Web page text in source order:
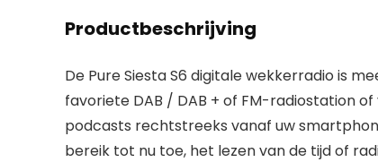
Productbeschrijving
De Pure Siesta S6 digitale wekkerradio is
favoriete DAB / DAB + of FM-radiostation
podcasts rechtstreeks vanaf uw
bereik tot nu toe, het lezen van de tijd of